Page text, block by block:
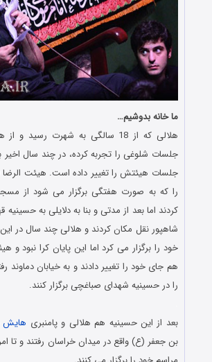
ما خانه بدوشیم…
هلالی که از 18 سالگی به شهرت رسید
جلسات شلوغی را تجربه کرده، در چند سال اخیر
جلسات هیئتش را تغییر داده است. هیئت
را که به صورت هفتگی برگزار می شود از
کردند اما بعد از مدتی و بنا به دلایلی به
شاهپور نقل مکان کردند و هلالی چند سال در
خود را برگزار می کرد اما این پایان کرا نبود و
هم جای خود را تغییر دادند و به خیابان دماوند
را در حسینیه شهدای صباغچی برگزار کنند.
بعد از این حسینیه هم هلالی و پامنبری هایش
بن جعفر (ع) واقع در میدان خراسان رفتند و تا